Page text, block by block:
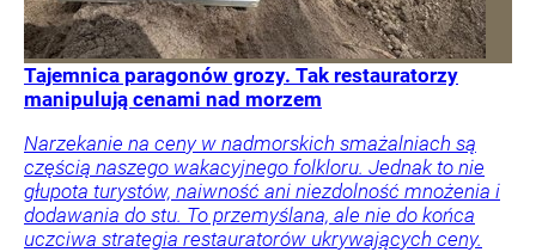
Tajemnica paragonów grozy. Tak restauratorzy
manipulują cenami nad morzem
Narzekanie na ceny w nadmorskich smażalniach są
częścią naszego wakacyjnego folkloru. Jednak to nie
głupota turystów, naiwność ani niezdolność mnożenia i
dodawania do stu. To przemyślana, ale nie do końca
uczciwa strategia restauratorów ukrywających ceny.